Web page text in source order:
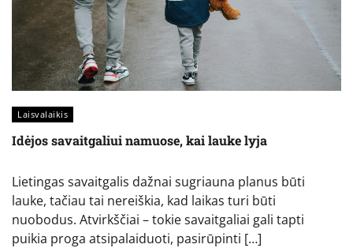
Laisvalaikis
Idėjos savaitgaliui namuose, kai lauke lyja
Lietingas savaitgalis dažnai sugriauna planus būti
lauke, tačiau tai nereiškia, kad laikas turi būti
nuobodus. Atvirkščiai – tokie savaitgaliai gali tapti
puikia proga atsipalaiduoti, pasirūpinti […]